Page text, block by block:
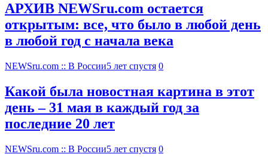
АРХИВ NEWSru.com остается
открытым: все, что было в любой день
в любой год с начала века
NEWSru.com :: В России5 лет спустя 0
Какой была новостная картина в этот
день – 31 мая в каждый год за
последние 20 лет
NEWSru.com :: В России5 лет спустя 0